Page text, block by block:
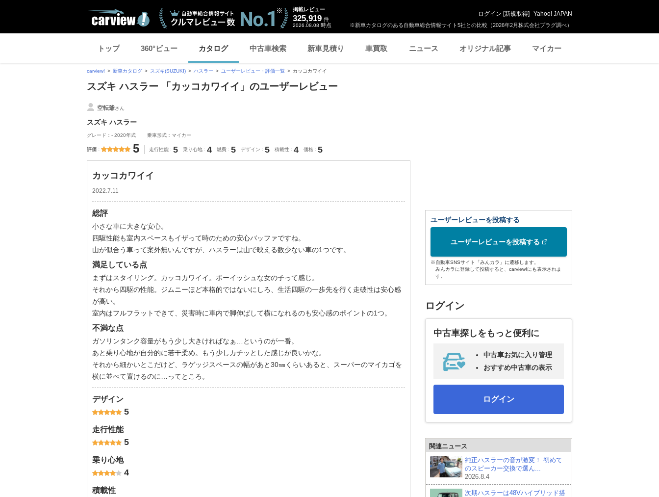
※新車カタログのある自動車総合情報サイト5社との比較（2026年2月株式会社プラグ調べ）
掲載レビュー
325,919 件
2026.08.08 時点
ログイン [新規取得] Yahoo! JAPAN
トップ 360°ビュー カタログ 中古車検索 新車見積り 車買取 ニュース オリジナル記事 マイカー
carview! 新車カタログ スズキ(SUZUKI) ハスラー ユーザーレビュー・評価一覧 カッコカワイイ
スズキ ハスラー 「カッコカワイイ」のユーザーレビュー
空転爺さん
スズキ ハスラー
グレード：- 2020年式 乗車形式：マイカー
評価 5 走行性能 5 乗り心地 4 燃費 5 デザイン 5 積載性 4 価格 5
カッコカワイイ
2022.7.11
総評
小さな車に大きな安心。
四駆性能も室内スペースもイザって時のための安心バッファですね。
山が似合う車って案外無いんですが、ハスラーは山で映える数少ない車の1つです。
満足している点
まずはスタイリング。カッコカワイイ。ボーイッシュな女の子って感じ。
それから四駆の性能。ジムニーほど本格的ではないにしろ、生活四駆の一歩先を行く走破性は安心感
が高い。
室内はフルフラットできて、災害時に車内で脚伸ばして横になれるのも安心感のポイントの1つ。
不満な点
ガソリンタンク容量がもう少し大きければなぁ…というのが一番。
あと乗り心地が自分的に若干柔め。もう少しカチッとした感じが良いかな。
それから細かいとこだけど、ラゲッジスペースの幅があと30㎜くらいあると、スーパーのマイカゴを
横に並べて置けるのに…ってところ。
デザイン
5
走行性能
5
乗り心地
4
積載性
ユーザーレビューを投稿する
ユーザーレビューを投稿する
※自動車SNSサイト「みんカラ」に遷移します。
みんカラに登録して投稿すると、carview!にも表示されま
す。
ログイン
中古車探しをもっと便利に
中古車お気に入り管理
おすすめ中古車の表示
ログイン
関連ニュース
純正ハスラーの音が激変！ 初めて
のスピーカー交換で選ん...
2026.8.4
次期ハスラーは48Vハイブリッド搭